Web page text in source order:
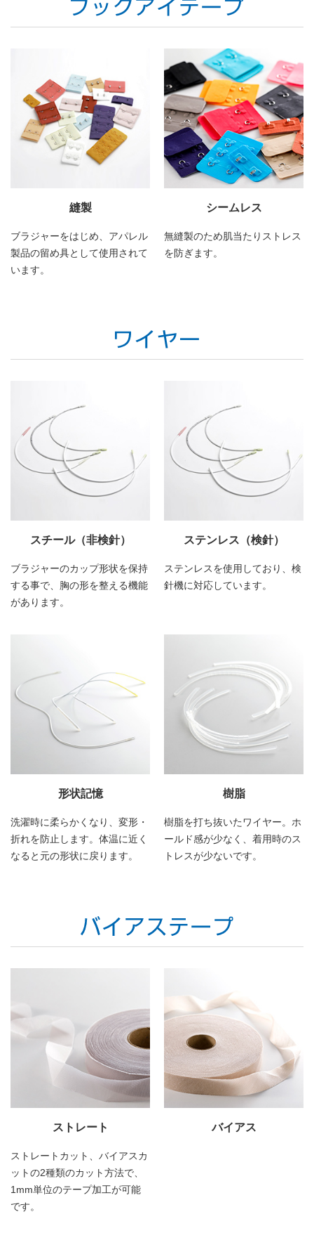
縫製
ブラジャーをはじめ、アパレル
製品の留め具として使用されて
います。
シームレス
無縫製のため肌当たりストレス
を防ぎます。
スチール（非検針）
ブラジャーのカップ形状を保持
する事で、胸の形を整える機能
があります。
ステンレス（検針）
ステンレスを使用しており、検
針機に対応しています。
形状記憶
洗濯時に柔らかくなり、変形・
折れを防止します。体温に近く
なると元の形状に戻ります。
樹脂
樹脂を打ち抜いたワイヤー。ホ
ールド感が少なく、着用時のス
トレスが少ないです。
ストレート バイアス
ストレートカット、バイアスカ
ットの2種類のカット方法で、
1mm単位のテープ加工が可能
です。